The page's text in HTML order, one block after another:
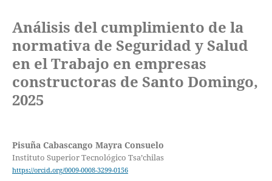
Análisis del cumplimiento de la
normativa de Seguridad y Salud
en el Trabajo en empresas
constructoras de Santo Domingo,
2025
Pisuña Cabascango Mayra Consuelo
Instituto Superior Tecnológico Tsa’chilas
https://orcid.org/0009-0008-3299-0156